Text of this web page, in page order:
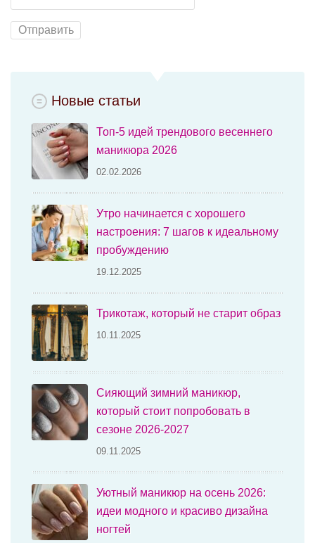
Новые статьи
Топ-5 идей трендового весеннего
маникюра 2026
02.02.2026
Утро начинается с хорошего
настроения: 7 шагов к идеальному
пробуждению
19.12.2025
Трикотаж, который не старит образ
10.11.2025
Сияющий зимний маникюр,
который стоит попробовать в
сезоне 2026-2027
09.11.2025
Уютный маникюр на осень 2026:
идеи модного и красиво дизайна
ногтей